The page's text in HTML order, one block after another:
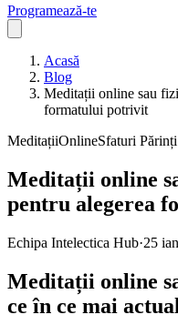
Programează-te
Acasă
Blog
Meditații online sau
formatului potrivit
MeditațiiOnlineSfaturi Părinți
Meditații online
pentru alegerea
Echipa Intelectica Hub·25
Meditații online
ce în ce mai